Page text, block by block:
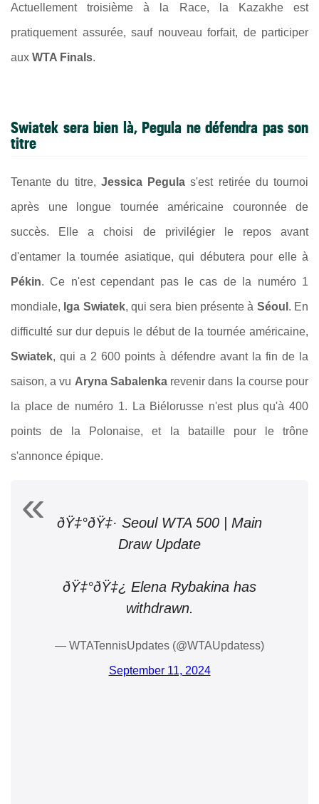
Actuellement troisième à la Race, la Kazakhe est
pratiquement assurée, sauf nouveau forfait, de participer
aux WTA Finals.
Swiatek sera bien là, Pegula ne défendra pas son
titre
Tenante du titre, Jessica Pegulas'est retirée du tournoi
après une longue tournée américaine couronnée de
succès. Elle a choisi de privilégier le repos avant
d'entamer la tournée asiatique, qui débutera pour elle à
Pékin. Ce n'est cependant pas le cas de la numéro 1
mondiale, Iga Swiatek, qui sera bien présente à Séoul . En
difficulté sur dur depuis le début de la tournée américaine,
Swiatek, qui a 2 600 points à défendre avant la fin de la
saison, a vu Aryna Sabalenkarevenir dans la course pour
la place de numéro 1. La Biélorusse n'est plus qu'à 400
points de la Polonaise, et la bataille pour le trône
s'annonce épique.
ðŸ‡°ðŸ‡· Seoul WTA 500 | Main
Draw Update
ðŸ‡°ðŸ‡¿ Elena Rybakina has
withdrawn.
— WTATennisUpdates (@WTAUpdatess)
September 11, 2024